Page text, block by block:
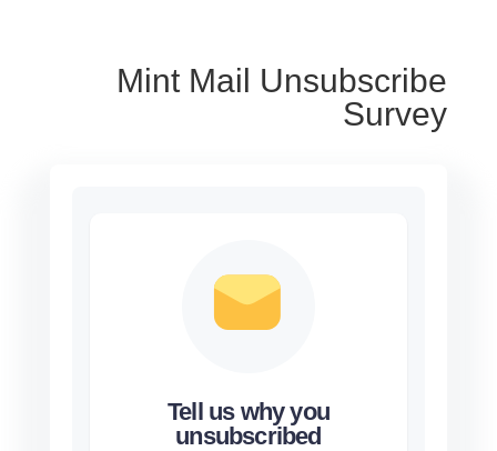
Mint Mail Unsubscribe
Survey
Tell us why you
unsubscribed